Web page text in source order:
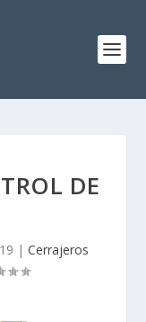
DE
| Cerrajeros